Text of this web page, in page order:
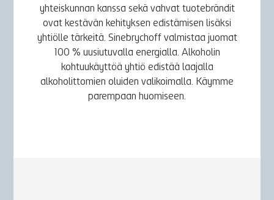
yhteiskunnan kanssa sekä vahvat tuotebrändit
ovat kestävän kehityksen edistämisen lisäksi
yhtiölle tärkeitä. Sinebrychoff valmistaa juomat
100 % uusiutuvalla energialla. Alkoholin
kohtuukäyttöä yhtiö edistää laajalla
alkoholittomien oluiden valikoimalla. Käymme
parempaan huomiseen.